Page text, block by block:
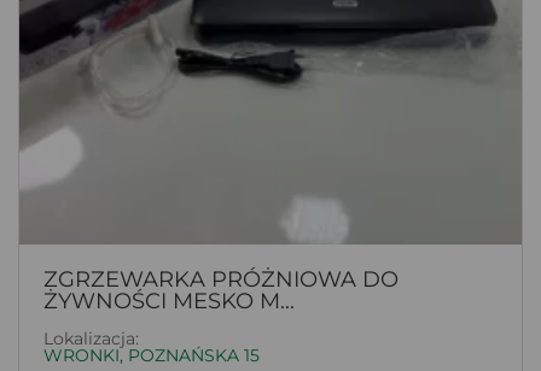
ZGRZEWARKA PRÓŻNIOWA DO
ŻYWNOŚCI MESKO M...
Lokalizacja:
WRONKI, POZNAŃSKA 15